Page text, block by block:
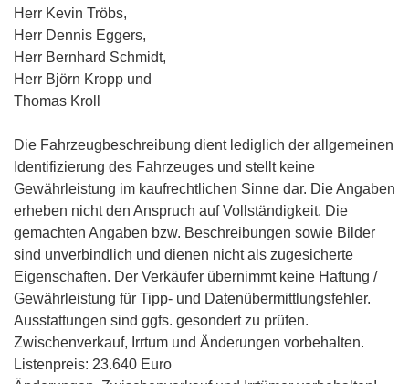
Herr Kevin Tröbs,
Herr Dennis Eggers,
Herr Bernhard Schmidt,
Herr Björn Kropp und
Thomas Kroll
Die Fahrzeugbeschreibung dient lediglich der allgemeinen
Identifizierung des Fahrzeuges und stellt keine
Gewährleistung im kaufrechtlichen Sinne dar. Die Angaben
erheben nicht den Anspruch auf Vollständigkeit. Die
gemachten Angaben bzw. Beschreibungen sowie Bilder
sind unverbindlich und dienen nicht als zugesicherte
Eigenschaften. Der Verkäufer übernimmt keine Haftung /
Gewährleistung für Tipp- und Datenübermittlungsfehler.
Ausstattungen sind ggfs. gesondert zu prüfen.
Zwischenverkauf, Irrtum und Änderungen vorbehalten.
Listenpreis: 23.640 Euro